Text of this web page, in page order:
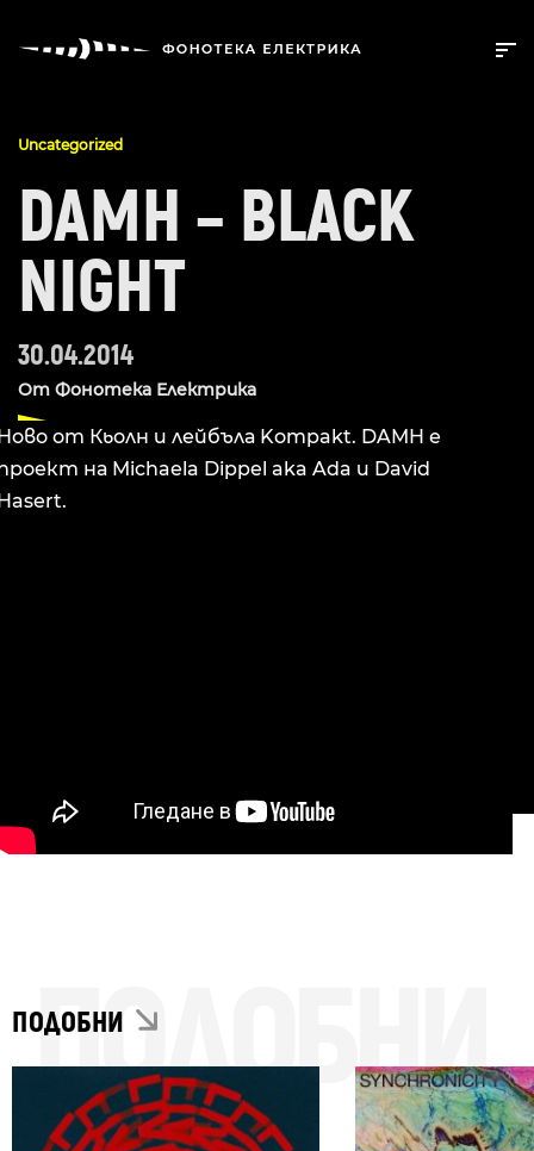
Uncategorized
DAMH – BLACK
NIGHT
30.04.2014
От Фонотека Електрика
от Кьолн и лейбъла Kompakt. DAMH е
на Michaela Dippel aka Ada и David
ПОДОБНИ
ПОДОБНИ